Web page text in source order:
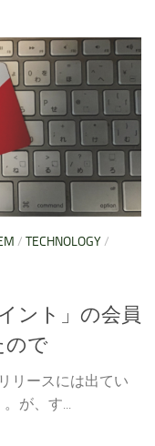
/ TECHNOLOGY/
ント」の会員
ので
リースには出てい
が、す...